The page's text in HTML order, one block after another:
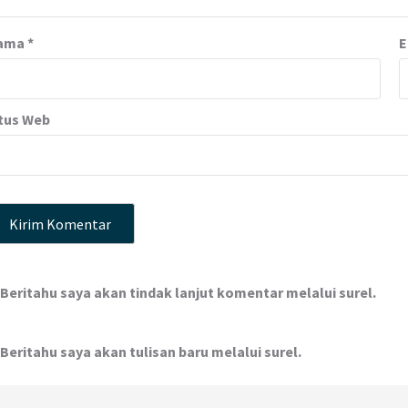
*
Web
Beritahu saya akan tindak lanjut komentar melalui surel.
Beritahu saya akan tulisan baru melalui surel.